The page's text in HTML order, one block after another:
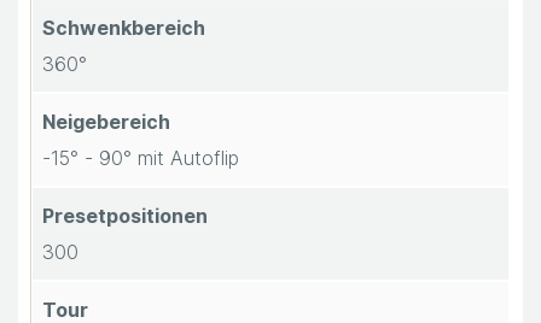
Schwenkbereich
360°
Neigebereich
-15° - 90° mit Autoflip
Presetpositionen
300
Tour